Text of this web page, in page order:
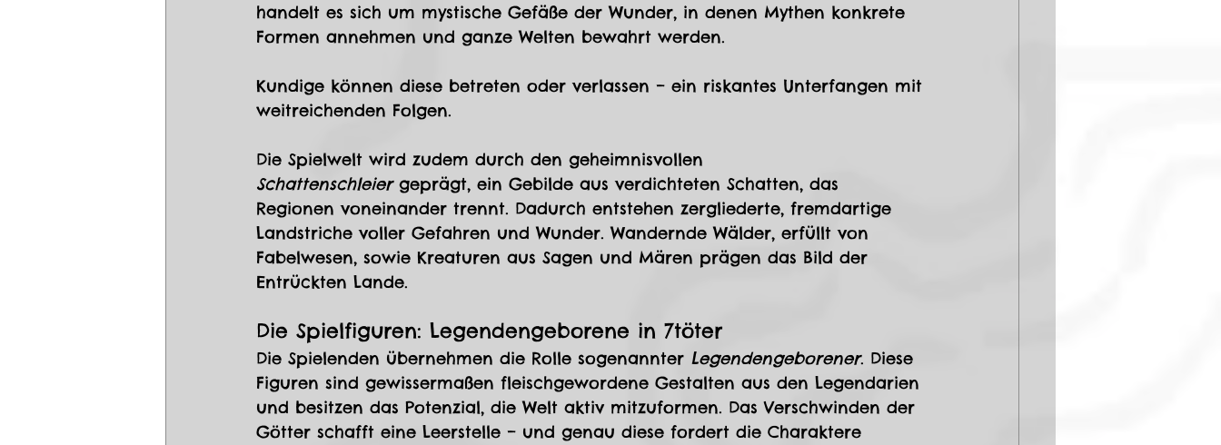
handelt es sich um mystische Gefäße der Wunder, in denen Mythen konkrete
Formen annehmen und ganze Welten bewahrt werden.
Kundige können diese betreten oder verlassen – ein riskantes Unterfangen mit
weitreichenden Folgen.
Die Spielwelt wird zudem durch den geheimnisvollen
Schattenschleier geprägt, ein Gebilde aus verdichteten Schatten, das
Regionen voneinander trennt. Dadurch entstehen zergliederte, fremdartige
Landstriche voller Gefahren und Wunder. Wandernde Wälder, erfüllt von
Fabelwesen, sowie Kreaturen aus Sagen und Mären prägen das Bild der
Entrückten Lande.
Die Spielfiguren: Legendengeborene in 7töter
Die Spielenden übernehmen die Rolle sogenannter Legendengeborener. Diese
Figuren sind gewissermaßen fleischgewordene Gestalten aus den Legendarien
und besitzen das Potenzial, die Welt aktiv mitzuformen. Das Verschwinden der
Götter schafft eine Leerstelle – und genau diese fordert die Charaktere